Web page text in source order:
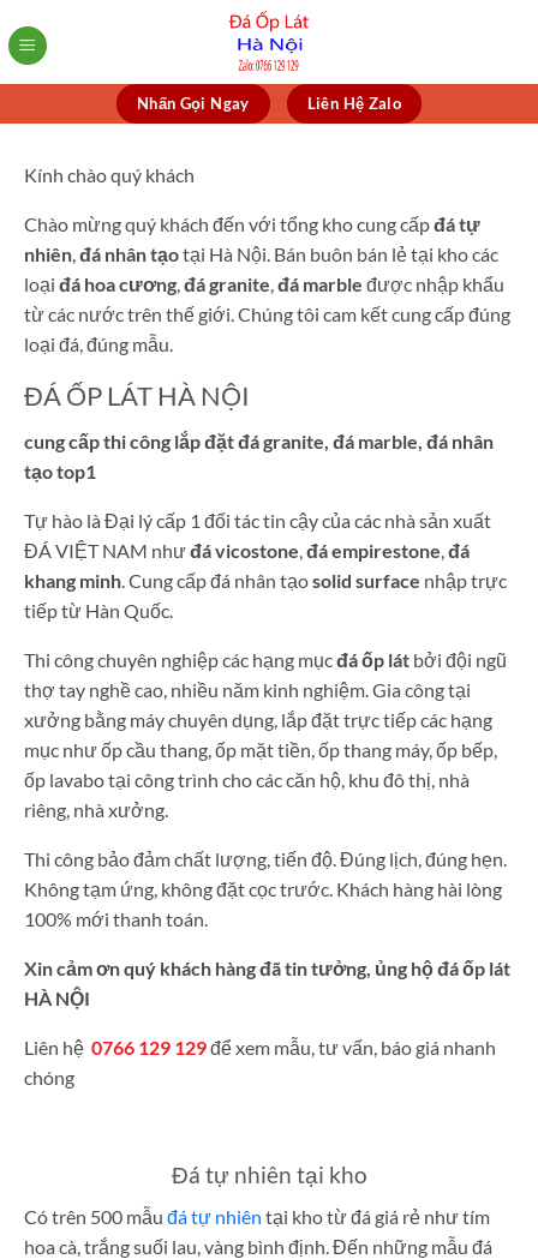
to
Nhấn Gọi Ngay Liên Hệ Zalo
Kính chào quý khách
Chào mừng quý khách đến với tổng kho cung cấpđá tự
nhiên,đá nhân tạotại Hà Nội. Bán buôn bán lẻ tại kho các
loại đá hoa cương,đá granite,đá marble được nhập khẩu
từ các nước trên thế giới. Chúng tôi cam kết cung cấp đúng
loại đá, đúng mẫu.
ĐÁ ỐP LÁT HÀ NỘI
cung cấp thi công lắp đặt đá granite, đá marble, đá nhân
tạo top1
Tự hào là Đại lý cấp 1 đối tác tin cậy của các nhà sản xuất
ĐÁ VIỆT NAM nhưđá vicostone,đá empirestone,đá
khang minh. Cung cấp đá nhân tạosolid surface nhập trực
tiếp từ Hàn Quốc.
Thi công chuyên nghiệp các hạng mụcđá ốp lát bởi đội ngũ
thợ tay nghề cao, nhiều năm kinh nghiệm. Gia công tại
xưởng bằng máy chuyên dụng, lắp đặt trực tiếp các hạng
mục như ốp cầu thang, ốp mặt tiền, ốp thang máy, ốp bếp,
ốp lavabo tại công trình cho các căn hộ, khu đô thị, nhà
riêng, nhà xưởng.
Thi công bảo đảm chất lượng, tiến độ. Đúng lịch, đúng hẹn.
Không tạm ứng, không đặt cọc trước. Khách hàng hài lòng
100% mới thanh toán.
Xin cảm ơn quý khách hàng đã tin tưởng, ủng hộ đá ốp lát
HÀ NỘI
Liên hệ 0766 129 129để xem mẫu, tư vấn, báo giá nhanh
chóng
Đá tự nhiên tại kho
Có trên 500 mẫu đá tự nhiên tại kho từ đá giá rẻ như tím
hoa cà, trắng suối lau, vàng bình định. Đến những mẫu đá